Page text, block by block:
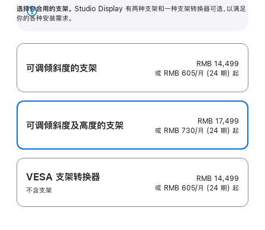
选择你合用的支架。 Studio Display 有两种支架和一种支架转换器可选，以满足
你的各种安装需求。
展
可调倾斜度的支架
RMB 14,499
或 RMB 605/月 (24 期) 起
可调倾斜度及高‍度的支‍架
RMB 17,499
或 RMB 730/月 (24 期) 起
VESA 支架转换器
不含支架
RMB 14,499
或 RMB 605/月 (24 期) 起